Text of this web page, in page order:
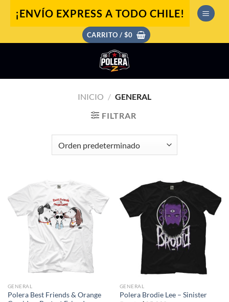
¡ENVÍO EXPRESS A TODO CHILE!
CARRITO / $0
INICIO / GENERAL
FILTRAR
GENERAL
Polera Best Friends & Orange
GENERAL
Polera Brodie Lee – Sinister